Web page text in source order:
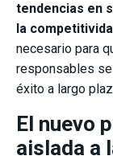
tendencias en
la
necesario para
responsables
éxito a largo
El nuevo
aislada a